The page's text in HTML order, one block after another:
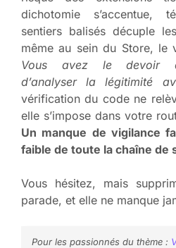
dichotomie s’accentue,
sentiers balisés décuple
même au sein du Store,
Vous avez le devoir
d’analyser la légitimité
vérification du code ne
elle s’impose dans votre
Un manque de vigilance
faible de toute la chaîne de
Vous hésitez, mais
parade, et elle ne manque
Pour les passionnés du thème :